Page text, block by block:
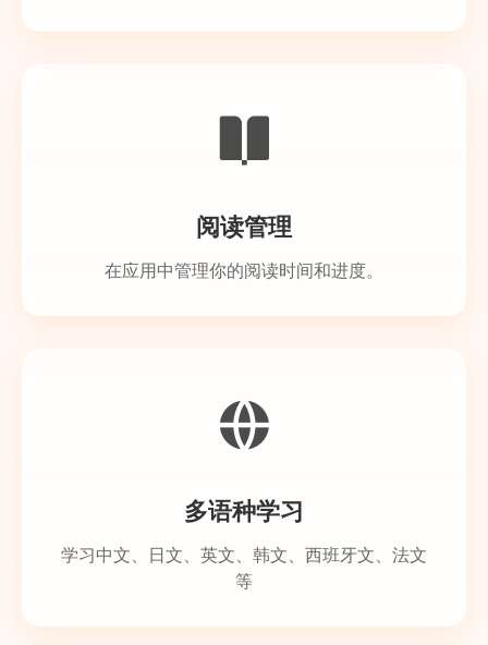
阅读管理
在应用中管理你的阅读时间和进度。
多语种学习
学习中文、日文、英文、韩文、西班牙文、法文
等